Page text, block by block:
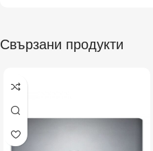
Свързани продукти